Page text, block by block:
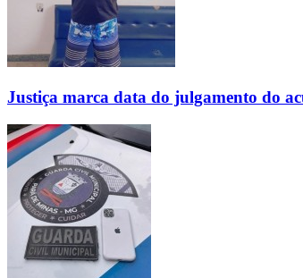
Justiça marca data do julgamento do